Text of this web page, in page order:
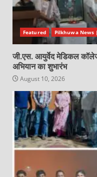
Featured Pilkhuwa News |
जी.एस. आयुर्वेद मेडिकल
अभियान का शुभारंभ
August 10, 2026